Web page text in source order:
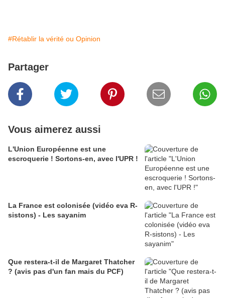
#Rétablir la vérité ou Opinion
Partager
Vous aimerez aussi
L'Union Européenne est une
escroquerie ! Sortons-en, avec l'UPR !
La France est colonisée (vidéo eva R-
sistons) - Les sayanim
Que restera-t-il de Margaret Thatcher
? (avis pas d'un fan mais du PCF)